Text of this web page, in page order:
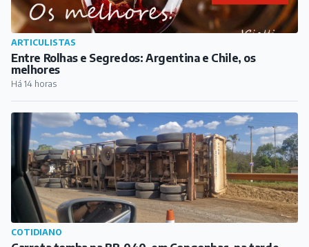
COTIDIANO
Carreta tomba na BR-040, em Congonhas, na tarde
deste sábado
Há 16 horas